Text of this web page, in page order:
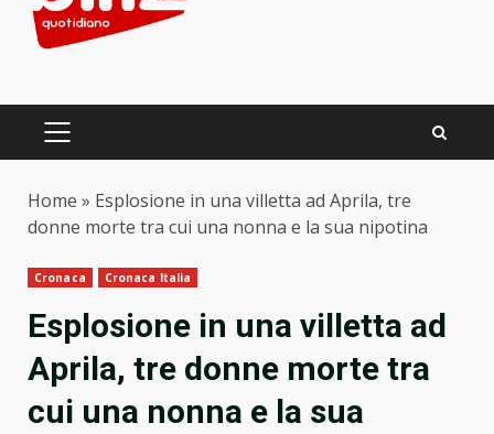
PRIMARY
Home » Esplosione in una villetta ad Aprila, tre
donne morte tra cui una nonna e la sua nipotina
Cronaca Cronaca Italia
Esplosione in una villetta ad
Aprila, tre donne morte tra
cui una nonna e la sua